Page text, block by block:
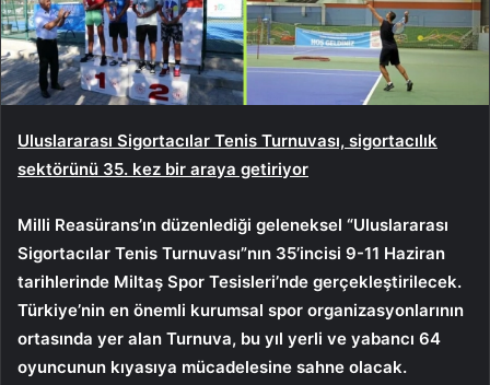
Uluslararası Sigortacılar Tenis Turnuvası, sigortacılık
sektörünü 35. kez bir araya getiriyor
Milli Reasürans’ın düzenlediği geleneksel “Uluslararası
Sigortacılar Tenis Turnuvası”nın 35’incisi 9-11 Haziran
tarihlerinde Miltaş Spor Tesisleri’nde gerçekleştirilecek.
Türkiye’nin en önemli kurumsal spor organizasyonlarının
ortasında yer alan Turnuva, bu yıl yerli ve yabancı 64
oyuncunun kıyasıya mücadelesine sahne olacak.